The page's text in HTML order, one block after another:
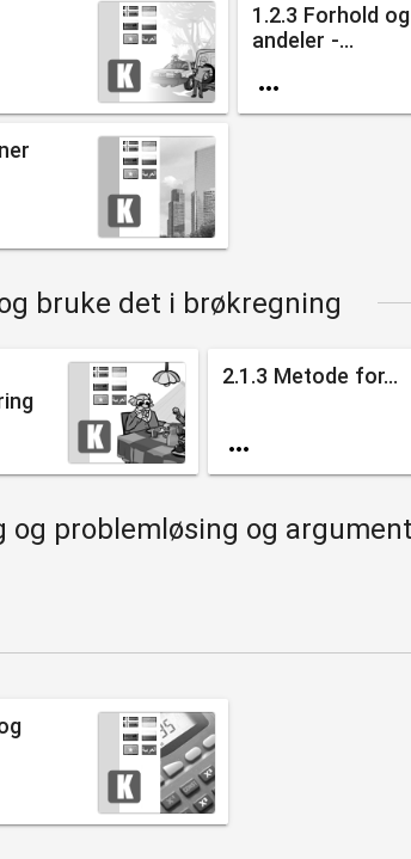
1.2.3 Forhold og
andeler -...

bruke det i brøkregning
2.1.3 Metode for...

problemløsing og